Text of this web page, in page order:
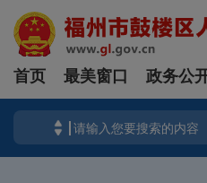
首页 最美窗口 政务公